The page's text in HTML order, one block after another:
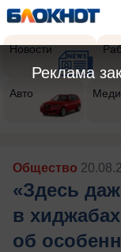
Новости
Авто
Общество
«Здесь
в
об
Реклама